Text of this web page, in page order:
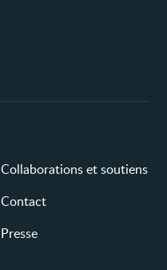
Collaborations et soutiens
Contact
Presse